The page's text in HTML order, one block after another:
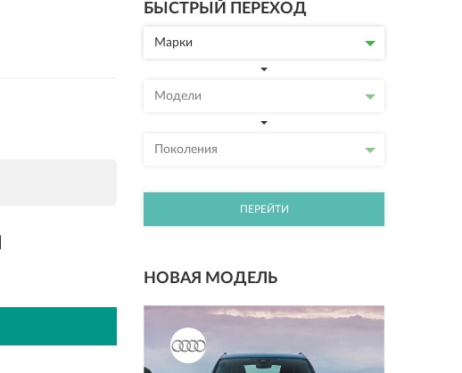
БЫСТРЫЙ ПЕРЕХОД
Марки
Модели
Поколения
ПЕРЕЙТИ
НОВАЯ МОДЕЛЬ